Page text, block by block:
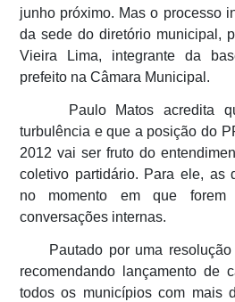
junho próximo. Mas o processo
da sede do diretório municipal,
Vieira Lima, integrante da
prefeito na Câmara Municipal.
Paulo Matos acredita
turbulência e que a posição do
2012 vai ser fruto do
coletivo partidário. Para ele, as
no momento em que forem
conversações internas.
Pautado por uma resolução
recomendando lançamento de
todos os municípios com mais